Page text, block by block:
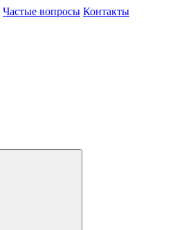
Частые вопросы Контакты